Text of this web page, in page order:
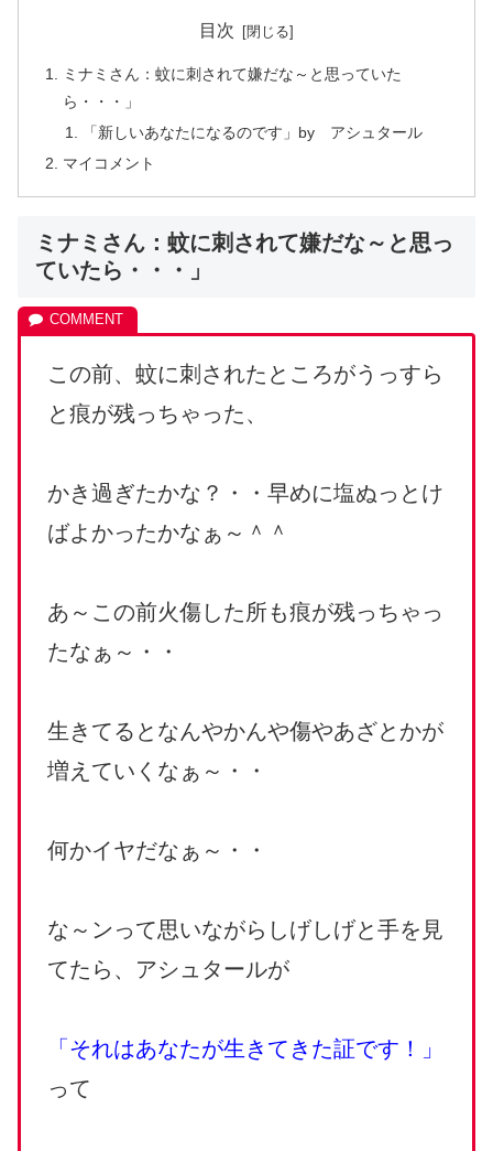
目次
ミナミさん：蚊に刺されて嫌だな～と思っていた
ら・・・」
「新しいあなたになるのです」by アシュタール
マイコメント
ミナミさん：蚊に刺されて嫌だな～と思っ
ていたら・・・」
この前、蚊に刺されたところがうっすら
と痕が残っちゃった、
かき過ぎたかな？・・早めに塩ぬっとけ
ばよかったかなぁ～＾＾
あ～この前火傷した所も痕が残っちゃっ
たなぁ～・・
生きてるとなんやかんや傷やあざとかが
増えていくなぁ～・・
何かイヤだなぁ～・・
な～ンって思いながらしげしげと手を見
てたら、アシュタールが
「それはあなたが生きてきた証です！」
って